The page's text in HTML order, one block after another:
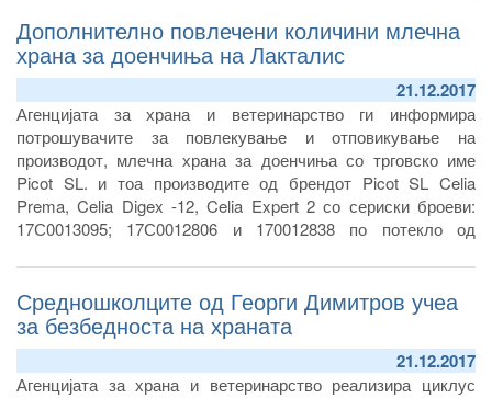
Дополнително повлечени количини млечна
храна за доенчиња на Лакталис
21.12.2017
Агенцијата за храна и ветеринарство ги информира
потрошувачите за повлекување и отповикување на
производот, млечна храна за доенчиња со трговско име
Picot SL. и тоа производите од брендот Picot SL Celia
Prema, Celia Digex -12, Celia Expert 2 со сериски броеви:
17С0013095; 17С0012806 и 170012838 по потекло од
Северна Македонија преку фирмата Промедика ДООЕЛ од
Скопје.
Средношколците од Георги Димитров учеа
за безбедноста на храната
21.12.2017
Агенцијата за храна и ветеринарство реализира циклус